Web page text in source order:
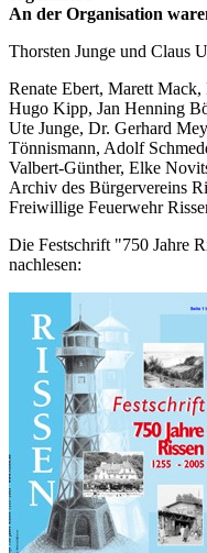
An der Organisation
Thorsten Junge und Claus
Renate Ebert, Marett
Hugo Kipp, Jan Henning
Ute Junge, Dr. Gerhard
Tönnismann, Adolf
Valbert-Günther, Elke
Archiv des Bürgervereins
Freiwillige Feuerwehr
Die Festschrift "750 Jahre
nachlesen: